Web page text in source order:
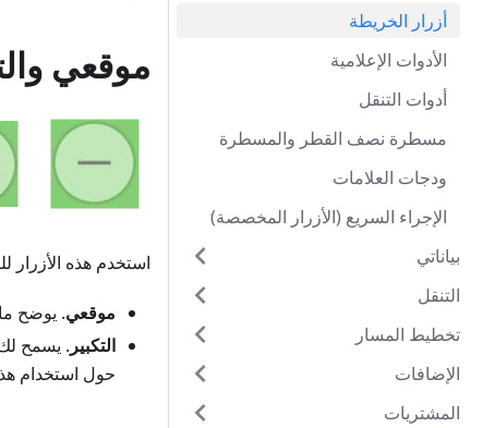
أزرار الخريطة
الأدوات الإعلامية
أدوات التنقل
مسطرة نصف القطر والمسطرة
ودجات العلامات
الإجراء السريع (الأزرار المخصصة)
بياناتي
التنقل
تخطيط المسار
الإضافات
المشتريات
موقعي
استخدم هذه
موقعي. يوضح
التكبير . يسمح لك
حول استخدام